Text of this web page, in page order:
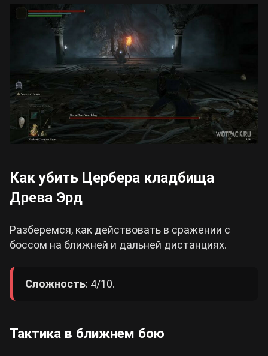
Как убить Цербера кладбища
Древа Эрд
Разберемся, как действовать в сражении с
боссом на ближней и дальней дистанциях.
Сложность: 4/10.
Тактика в ближнем бою